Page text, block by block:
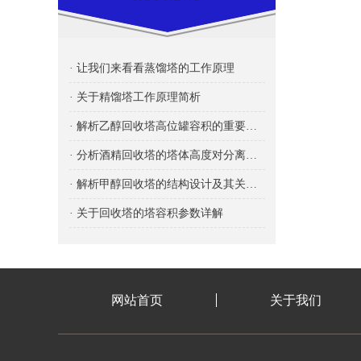
· 让我们来看看蒸馏塔的工作原理
· 关于精馏塔工作原理简析
· 解析乙醇回收塔高位罐容积的重要性及其影响
· 分析酒精回收塔的塔体高度对分离效率的影响
· 解析甲醇回收塔的结构设计及其关键要素
· 关于回收塔的塔容积参数详解
网站首页 关于我们